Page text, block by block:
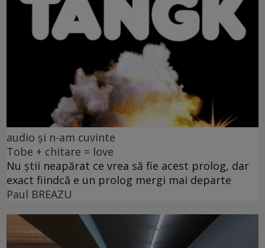
audio și n-am cuvinte
Tobe + chitare = love
Nu știi neapărat ce vrea să fie acest prolog, dar
exact fiindcă e un prolog mergi mai departe
Paul BREAZU